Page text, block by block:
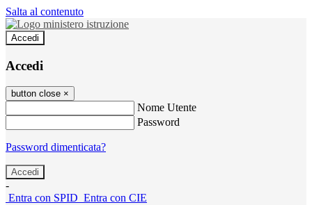
Salta al contenuto
Accedi
Accedi
button close ×
Nome Utente
Password
Password dimenticata?
-
Entra con SPID Entra con CIE